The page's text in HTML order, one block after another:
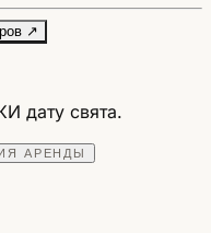
↗
дату свята.
АРЕНДЫ